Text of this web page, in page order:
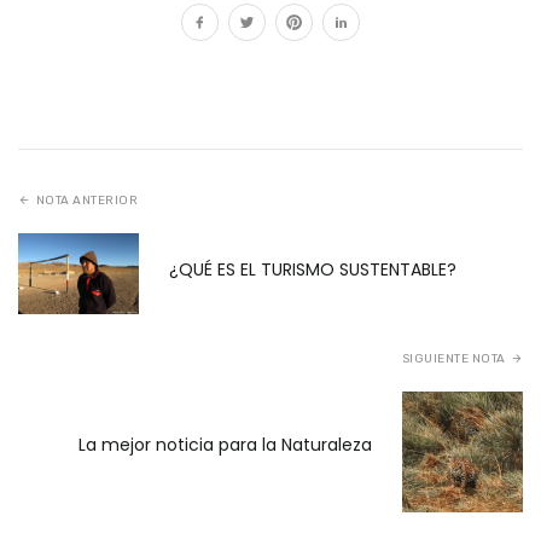
NOTA ANTERIOR
¿QUÉ ES EL TURISMO SUSTENTABLE?
SIGUIENTE NOTA
La mejor noticia para la Naturaleza